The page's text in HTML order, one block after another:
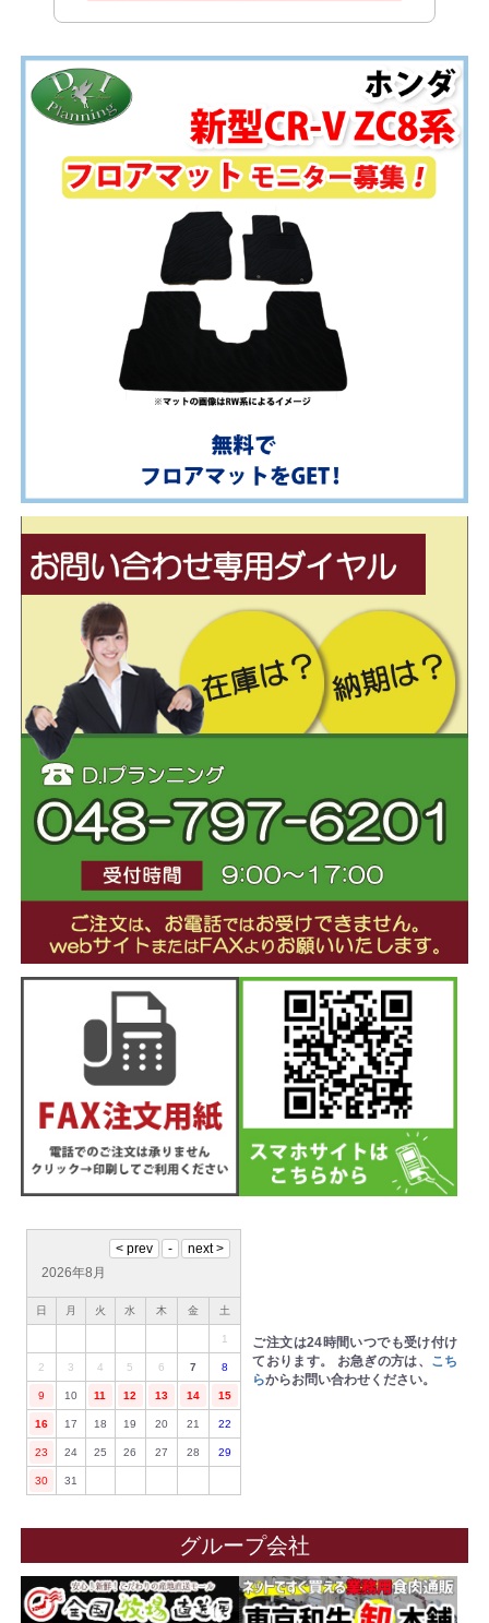
2026年8月
日 月 火 水 木 金 土
1
2 3 4 5 6 7 8
9 10 11 12 13 14 15
16 17 18 19 20 21 22
23 24 25 26 27 28 29
30 31
ご注文は24時間いつでも受け付け
ております。 お急ぎの方は、 こち
らからお問い合わせください。
グループ会社